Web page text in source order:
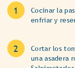
Cocinar la
enfriar y
Cortar los
una asadera